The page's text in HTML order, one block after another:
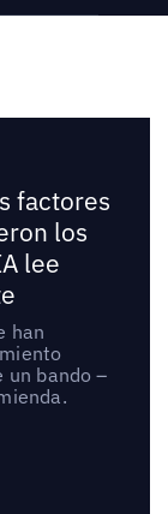
factores
los
lee
han
un bando –